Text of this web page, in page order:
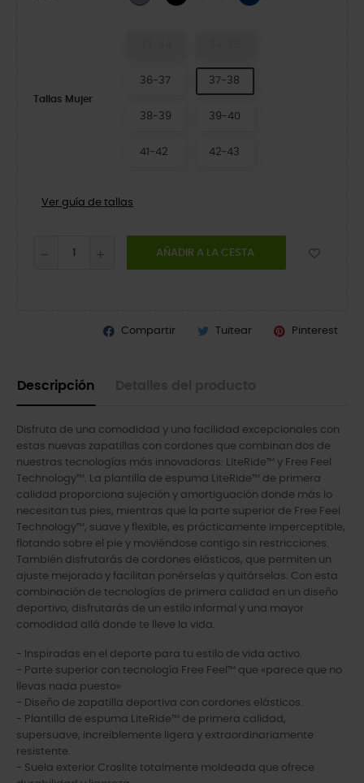
Tallas Mujer
36-37 37-38
38-39 39-40
41-42 42-43
Ver guía de tallas
AÑADIR A LA CESTA
Compartir Tuitear Pinterest
Descripción
Disfruta de una comodidad y una facilidad excepcionales con
estas nuevas zapatillas con cordones que combinan dos de
nuestras tecnologías más innovadoras: LiteRide™ y Free Feel
Technology™. La plantilla de espuma LiteRide™ de primera
calidad proporciona sujeción y amortiguación donde más lo
necesitan tus pies, mientras que la parte superior de Free Feel
Technology™, suave y flexible, es prácticamente imperceptible,
flotando sobre el pie y moviéndose contigo sin restricciones.
También disfrutarás de cordones elásticos, que permiten un
ajuste mejorado y facilitan ponérselas y quitárselas. Con esta
combinación de tecnologías de primera calidad en un diseño
deportivo, disfrutarás de un estilo informal y una mayor
comodidad allá donde te lleve la vida.
- Inspiradas en el deporte para tu estilo de vida activo.
- Parte superior con tecnología Free Feel™ que «parece que no
llevas nada puesto»
- Diseño de zapatilla deportiva con cordones elásticos.
- Plantilla de espuma LiteRide™ de primera calidad,
supersuave, increíblemente ligera y extraordinariamente
resistente.
- Suela exterior Croslite totalmente moldeada que ofrece